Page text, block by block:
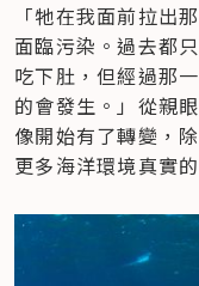
「牠在我面前拉出
面臨污染。過去都
吃下肚，但經過那
的會發生。」從親
像開始有了轉變，
更多海洋環境真實